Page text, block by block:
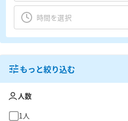
もっと絞り込む
人数
1人